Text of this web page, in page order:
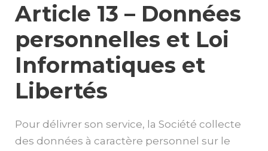
Article 13 – Données
personnelles et Loi
Informatiques et
Libertés
Pour délivrer son service, la Société collecte
des données à caractère personnel sur le